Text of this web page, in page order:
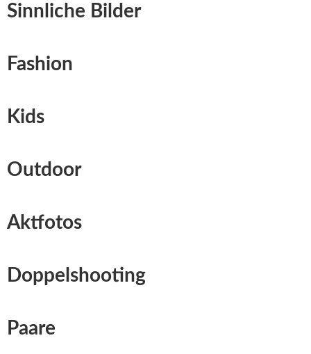
Sinnliche Bilder
Fashion
Kids
Outdoor
Aktfotos
Doppelshooting
Paare